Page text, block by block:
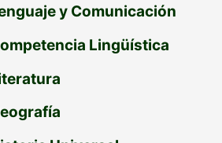
y Comunicación
Lingüística